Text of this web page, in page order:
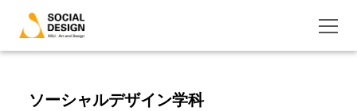
ソーシャルデザイン学科